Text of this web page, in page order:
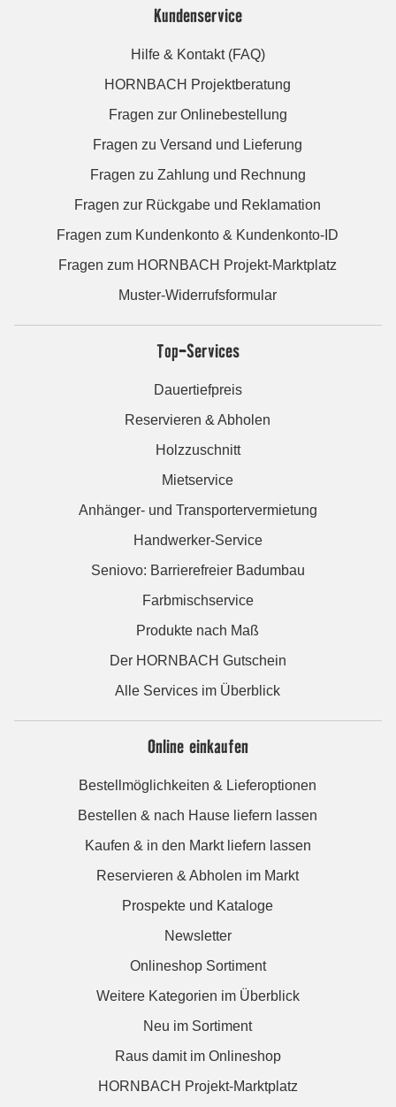
Kundenservice
Hilfe & Kontakt (FAQ)
HORNBACH Projektberatung
Fragen zur Onlinebestellung
Fragen zu Versand und Lieferung
Fragen zu Zahlung und Rechnung
Fragen zur Rückgabe und Reklamation
Fragen zum Kundenkonto & Kundenkonto-ID
Fragen zum HORNBACH Projekt-Marktplatz
Muster-Widerrufsformular
Top-Services
Dauertiefpreis
Reservieren & Abholen
Holzzuschnitt
Mietservice
Anhänger- und Transportervermietung
Handwerker-Service
Seniovo: Barrierefreier Badumbau
Farbmischservice
Produkte nach Maß
Der HORNBACH Gutschein
Alle Services im Überblick
Online einkaufen
Bestellmöglichkeiten & Lieferoptionen
Bestellen & nach Hause liefern lassen
Kaufen & in den Markt liefern lassen
Reservieren & Abholen im Markt
Prospekte und Kataloge
Newsletter
Onlineshop Sortiment
Weitere Kategorien im Überblick
Neu im Sortiment
Raus damit im Onlineshop
HORNBACH Projekt-Marktplatz